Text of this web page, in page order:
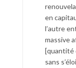
en
l’autre
massive
[quantité
sans